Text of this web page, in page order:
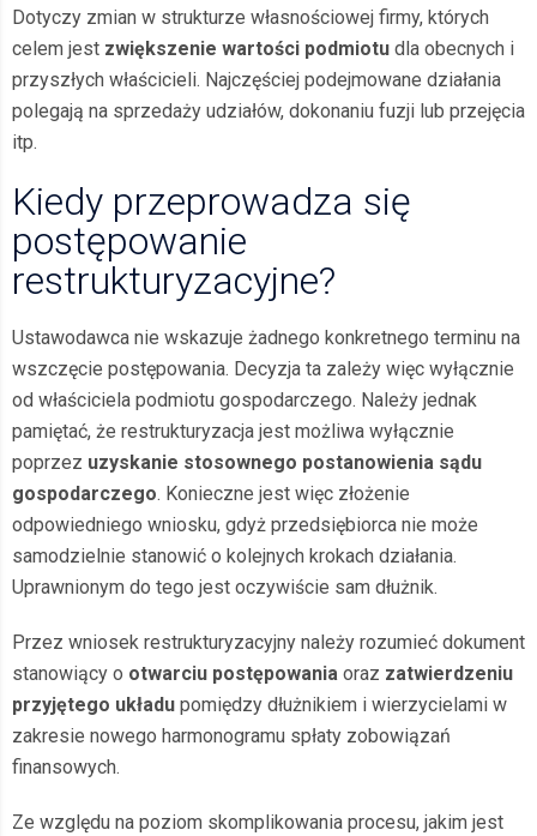
Dotyczy zmian w strukturze własnościowej firmy, których
celem jest zwiększenie wartości podmiotu dla obecnych i
przyszłych właścicieli. Najczęściej podejmowane działania
polegają na sprzedaży udziałów, dokonaniu fuzji lub przejęcia
itp.
Kiedy przeprowadza się
postępowanie
restrukturyzacyjne?
Ustawodawca nie wskazuje żadnego konkretnego terminu na
wszczęcie postępowania. Decyzja ta zależy więc wyłącznie
od właściciela podmiotu gospodarczego. Należy jednak
pamiętać, że restrukturyzacja jest możliwa wyłącznie
poprzez uzyskanie stosownego postanowienia sądu
gospodarczego. Konieczne jest więc złożenie
odpowiedniego wniosku, gdyż przedsiębiorca nie może
samodzielnie stanowić o kolejnych krokach działania.
Uprawnionym do tego jest oczywiście sam dłużnik.
Przez wniosek restrukturyzacyjny należy rozumieć dokument
stanowiący o otwarciu postępowania oraz zatwierdzeniu
przyjętego układu pomiędzy dłużnikiem i wierzycielami w
zakresie nowego harmonogramu spłaty zobowiązań
finansowych.
Ze względu na poziom skomplikowania procesu, jakim jest